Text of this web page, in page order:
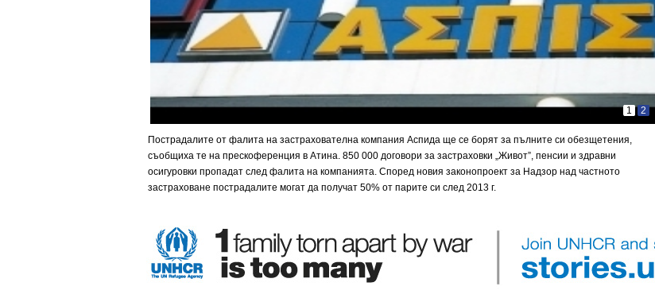
2
1
Пострадалите от фалита на застрахователна компания Аспида ще се борят за пълните си обезщетения,
съобщиха те на прескоференция в Атина. 850 000 договори за застраховки „Живот”, пенсии и здравни
осигуровки пропадат след фалита на компанията. Според новия законопроект за Надзор над частното
застраховане пострадалите могат да получат 50% от парите си след 2013 г.